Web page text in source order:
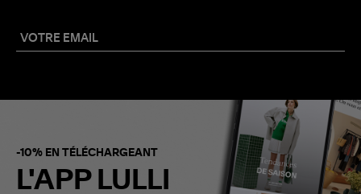
-10% EN TÉLÉCHARGEANT
L'APP LULLI